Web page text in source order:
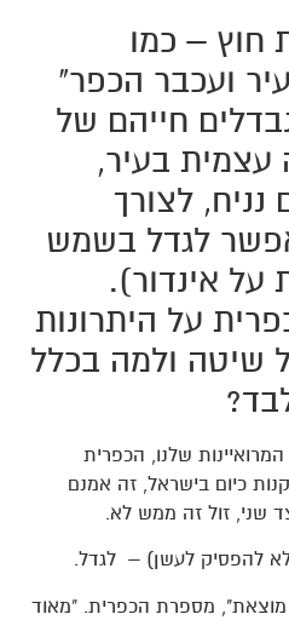
חוץ – כמו
ועכבר הכפר"
חייהם של
עצמית בעיר,
לצורך
לגדל בשמש
על אינדור).
על היתרונות
שיטה ולמה בכלל
שלנו, הכפרית
כיום בישראל, זה אמנם
שני, זול זה ממש לא.
להפסיק לעשן) – לגדל.
מוצאת", מספרת הכפרית. "מאוד